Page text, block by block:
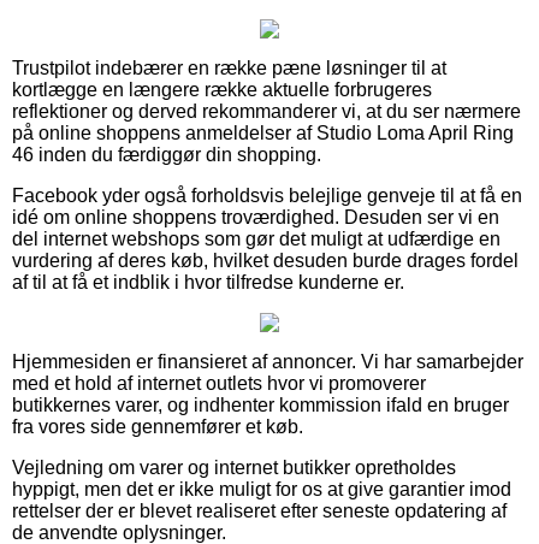
Trustpilot indebærer en række pæne løsninger til at
kortlægge en længere række aktuelle forbrugeres
reflektioner og derved rekommanderer vi, at du ser nærmere
på online shoppens anmeldelser af Studio Loma April Ring
46 inden du færdiggør din shopping.
Facebook yder også forholdsvis belejlige genveje til at få en
idé om online shoppens troværdighed. Desuden ser vi en
del internet webshops som gør det muligt at udfærdige en
vurdering af deres køb, hvilket desuden burde drages fordel
af til at få et indblik i hvor tilfredse kunderne er.
Hjemmesiden er finansieret af annoncer. Vi har samarbejder
med et hold af internet outlets hvor vi promoverer
butikkernes varer, og indhenter kommission ifald en bruger
fra vores side gennemfører et køb.
Vejledning om varer og internet butikker opretholdes
hyppigt, men det er ikke muligt for os at give garantier imod
rettelser der er blevet realiseret efter seneste opdatering af
de anvendte oplysninger.